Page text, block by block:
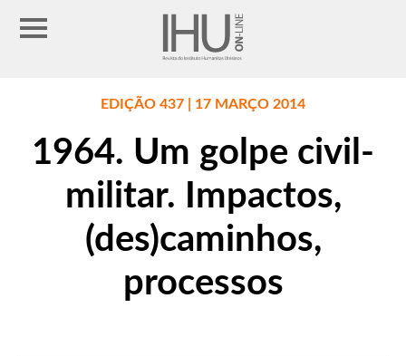
EDIÇÃO 437 | 17 MARÇO 2014
1964. Um golpe civil-
militar. Impactos,
(des)caminhos,
processos